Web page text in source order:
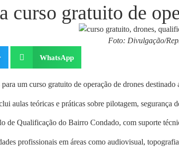
curso gratuito de
Foto: Divulgação/
WhatsApp
um curso gratuito de operação de drones destinado
aulas teóricas e práticas sobre pilotagem, segurança
de Qualificação do Bairro Condado, com suporte
profissionais em áreas como audiovisual,